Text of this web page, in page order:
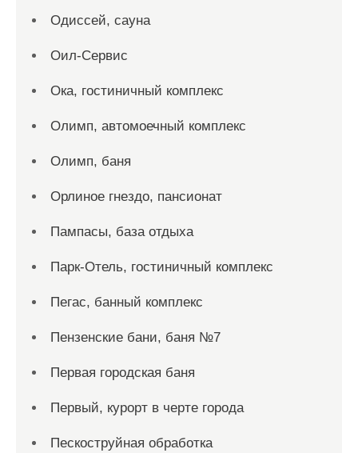
Одиссей, сауна
Оил-Сервис
Ока, гостиничный комплекс
Олимп, автомоечный комплекс
Олимп, баня
Орлиное гнездо, пансионат
Пампасы, база отдыха
Парк-Отель, гостиничный комплекс
Пегас, банный комплекс
Пензенские бани, баня №7
Первая городская баня
Первый, курорт в черте города
Пескоструйная обработка